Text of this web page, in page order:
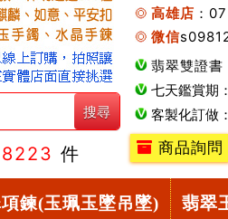
件
高雄店 ：
微信
翡翠雙證書
七天鑑賞期
客製化訂做
商品詢問
鍊(玉珮玉墜吊墜) 翡翠